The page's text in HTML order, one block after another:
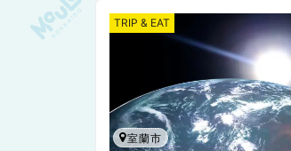
TRIP & EAT
室蘭市